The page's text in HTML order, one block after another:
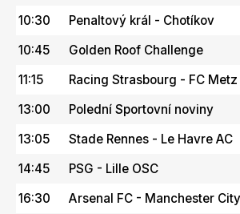
10:30
Penaltový král - Chotíkov
10:45
Golden Roof Challenge
11:15
Racing Strasbourg - FC Metz
13:00
Polední Sportovní noviny
13:05
Stade Rennes - Le Havre AC
14:45
PSG - Lille OSC
16:30
Arsenal FC - Manchester City